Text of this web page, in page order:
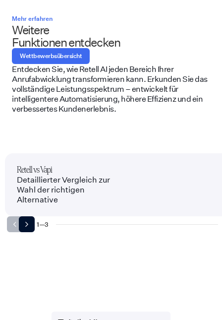
Mehr erfahren
Weitere
Funktionen entdecken
Entdecken Sie, wie Retell AI jeden Bereich Ihrer
Anrufabwicklung transformieren kann. Erkunden Sie das
vollständige Leistungsspektrum – entwickelt für
intelligentere Automatisierung, höhere Effizienz und ein
verbessertes Kundenerlebnis.
Wettbewerbsübersicht
Retell vs Vapi
Detaillierter Vergleich zur
Wahl der richtigen
Alternative
1—3